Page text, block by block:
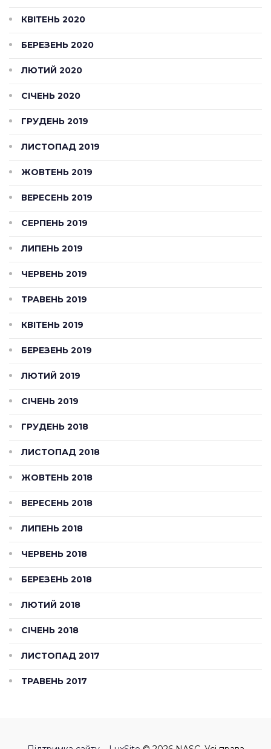
КВІТЕНЬ 2020
БЕРЕЗЕНЬ 2020
ЛЮТИЙ 2020
СІЧЕНЬ 2020
ГРУДЕНЬ 2019
ЛИСТОПАД 2019
ЖОВТЕНЬ 2019
ВЕРЕСЕНЬ 2019
СЕРПЕНЬ 2019
ЛИПЕНЬ 2019
ЧЕРВЕНЬ 2019
ТРАВЕНЬ 2019
КВІТЕНЬ 2019
БЕРЕЗЕНЬ 2019
ЛЮТИЙ 2019
СІЧЕНЬ 2019
ГРУДЕНЬ 2018
ЛИСТОПАД 2018
ЖОВТЕНЬ 2018
ВЕРЕСЕНЬ 2018
ЛИПЕНЬ 2018
ЧЕРВЕНЬ 2018
БЕРЕЗЕНЬ 2018
ЛЮТИЙ 2018
СІЧЕНЬ 2018
ЛИСТОПАД 2017
ТРАВЕНЬ 2017